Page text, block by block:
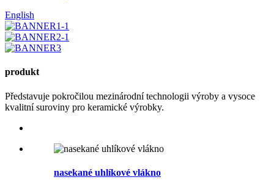
English
produkt
Představuje pokročilou mezinárodní technologii výroby a vysoce
kvalitní suroviny pro keramické výrobky.
nasekané uhlíkové vlákno